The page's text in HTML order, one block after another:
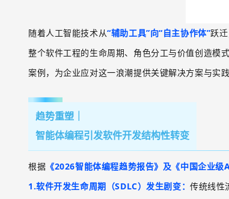
随着人工智能技术从“辅助工具”向“自主协作体”跃
整个软件工程的生命周期、角色分工与价值创造模
案例，为企业应对这一浪潮提供关键解决方案与实践
趋势重塑
智能体编程引发软件开发结构性转变
根据 《2026智能体编程趋势报告》及《中国企业级
1.软件开发生命周期（SDLC）发生剧变：传统线性